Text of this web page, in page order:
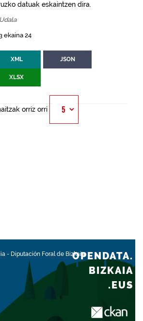
datuak eskaintzen dira.
ekaina 24
XML JSON
XLSX
orriz orri
- Diputación Foral de BizkaiaOPENDATA.
BIZKAIA
.EUS